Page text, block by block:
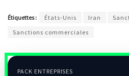
Étiquettes : États-Unis Iran
Sanctions commerciales
PACK ENTREPRISES